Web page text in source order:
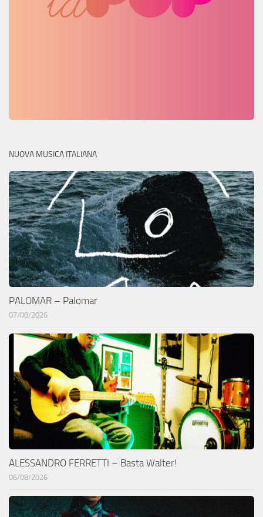
NUOVA MUSICA ITALIANA
PALOMAR – Palomar
07/08/2026
ALESSANDRO FERRETTI – Basta Walter!
06/08/2026